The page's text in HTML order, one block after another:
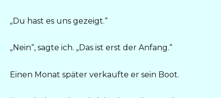
„Du hast es uns gezeigt.“
„Nein“, sagte ich. „Das ist erst der Anfang.“
Einen Monat später verkaufte er sein Boot.